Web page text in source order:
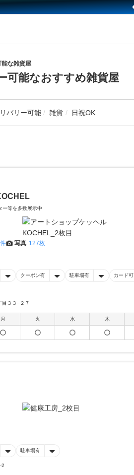
な雑貨屋
可能なおすすめ雑貨屋
バリー可能 雑貨 日祝OK
ー等を多数展示中
写真 127枚
クーポン有 駐車場有 カード可
目３３−２７
月
火 水 木
駐車場有
2